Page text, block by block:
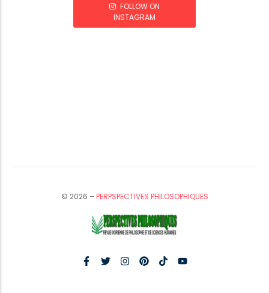
FOLLOW ON
INSTAGRAM
© 2026 –PERPSPECTIVES PHILOSOPHIQUES